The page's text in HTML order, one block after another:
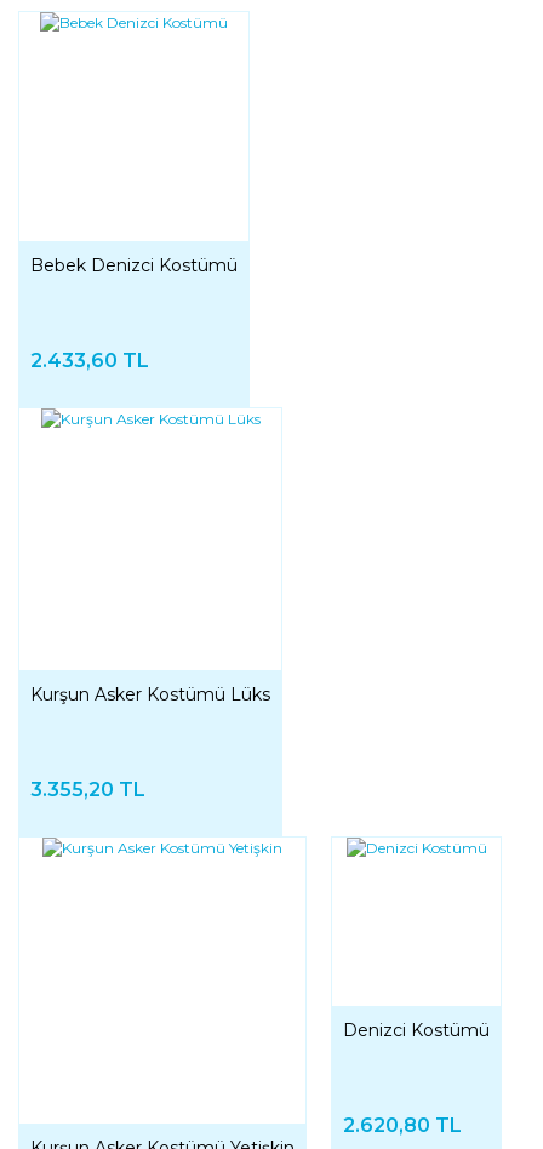
Bebek Denizci Kostümü
2.433,60 TL
Kurşun Asker Kostümü Lüks
3.355,20 TL
Denizci Kostümü
2.620,80 TL